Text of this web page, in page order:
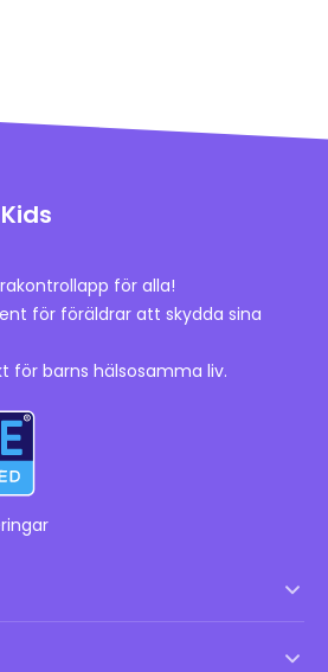
för alla!
för föräldrar att skydda sina
för barns hälsosamma liv.